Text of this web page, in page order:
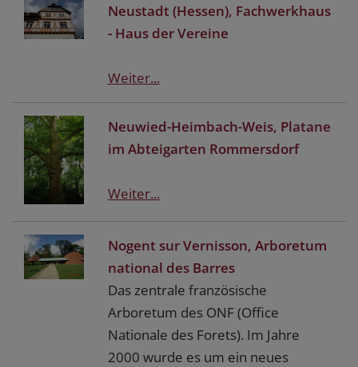
Neustadt (Hessen), Fachwerkhaus
- Haus der Vereine
Weiter...
Neuwied-Heimbach-Weis, Platane
im Abteigarten Rommersdorf
Weiter...
Nogent sur Vernisson, Arboretum
national des Barres
Das zentrale französische
Arboretum des ONF (Office
Nationale des Forets). Im Jahre
2000 wurde es um ein neues